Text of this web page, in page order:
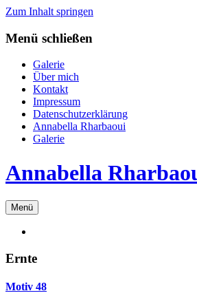
Zum Inhalt springen
Menü schließen
Galerie
Über mich
Kontakt
Impressum
Datenschutzerklärung
Annabella Rharbaoui
Galerie
Annabella
Menü
Ernte
Motiv 48